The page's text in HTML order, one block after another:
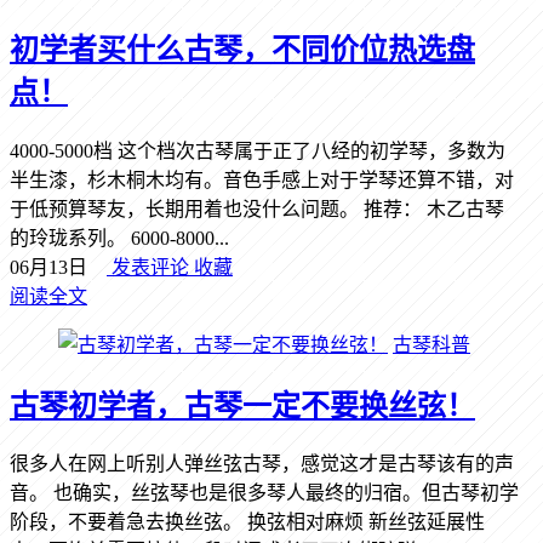
初学者买什么古琴，不同价位热选盘
点！
4000-5000档 这个档次古琴属于正了八经的初学琴，多数为
半生漆，杉木桐木均有。音色手感上对于学琴还算不错，对
于低预算琴友，长期用着也没什么问题。 推荐： 木乙古琴
的玲珑系列。 6000-8000...
06月13日
发表评论 收藏
阅读全文
古琴科普
古琴初学者，古琴一定不要换丝弦！
很多人在网上听别人弹丝弦古琴，感觉这才是古琴该有的声
音。 也确实，丝弦琴也是很多琴人最终的归宿。但古琴初学
阶段，不要着急去换丝弦。 换弦相对麻烦 新丝弦延展性